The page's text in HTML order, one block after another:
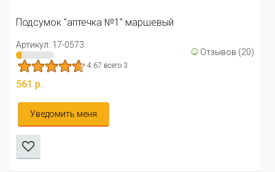
Подсумок "аптечка №1" маршевый
Артикул: 17-0573 ☺ Отзывов (20)
4.67 всего 3
561 р.
Уведомить меня